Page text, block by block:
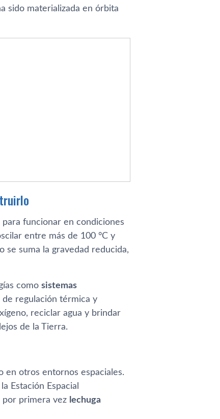
sido materializada en órbita
funcionar en condiciones
entre más de 100 °C y
se suma la gravedad reducida,
como sistemas
de regulación térmica y
reciclar agua y brindar
de la Tierra.
en otros entornos espaciales.
Estación Espacial
por primera vez lechuga